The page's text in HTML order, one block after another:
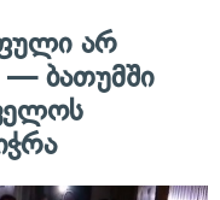
არ
— ბათუმში